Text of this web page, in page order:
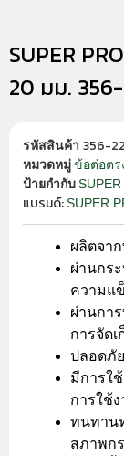
SUPER
20 มม.
รหัสสินค้า 356-
หมวดหมู่ ข้อต่อตร
ป้ายกำกับ
แบรนด์:SUPER
ผลิตจา
ผ่านกร
ความแ
ผ่านกา
การจัด
ปลอดภั
มีการใ
การใช้
ทนทาน
สภาพก